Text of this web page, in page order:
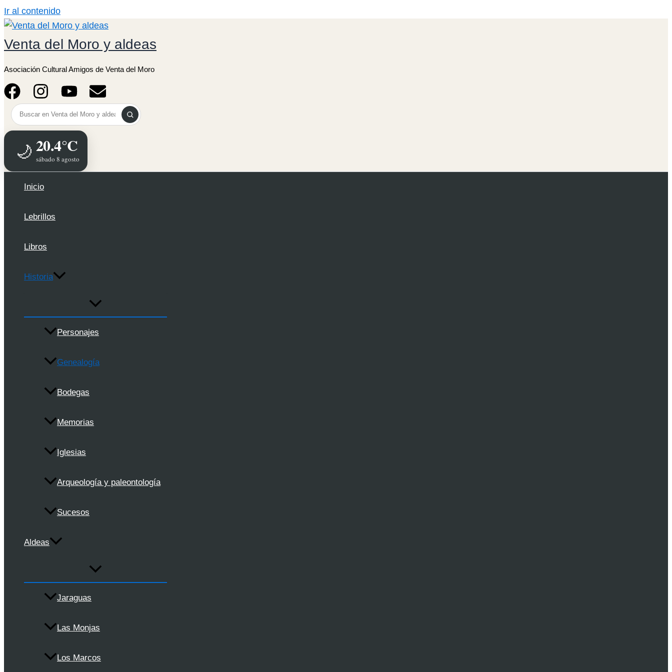
Ir al contenido
Venta del Moro y aldeas
Asociación Cultural Amigos de Venta del Moro
🌙 20.4°C
sábado 8 agosto
Inicio
Lebrillos
Libros
Historia
Personajes
Genealogía
Bodegas
Memorias
Iglesias
Arqueología y paleontología
Sucesos
Aldeas
Jaraguas
Las Monjas
Los Marcos